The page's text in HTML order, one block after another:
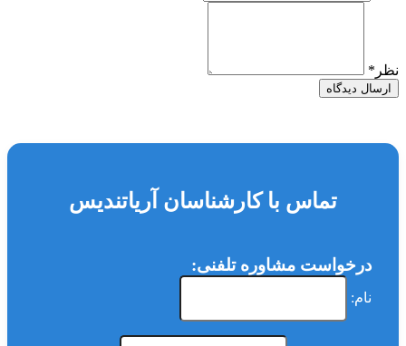
نظر *
ارسال دیدگاه
تماس با کارشناسان آریاتندیس
درخواست مشاوره تلفنی:
نام: